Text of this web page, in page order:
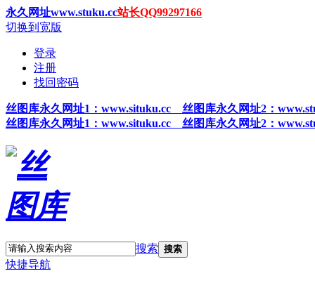
永久网址www.stuku.cc站长QQ99297166
切换到宽版
登录
注册
找回密码
丝图 库永久网址1 ：www.situku.cc 丝图库永久网址2：
丝图 库永久网址1 ：www.situku.cc 丝图库永久网址2：
搜索 搜索
快捷导航